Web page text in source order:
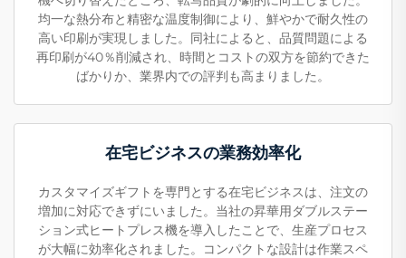
均一な熱分布と精密な温度制御により、鮮やかで耐久性の
高い印刷が実現しました。同社によると、品質問題による
再印刷が40％削減され、時間とコストの双方を節約できた
ばかりか、業界内での評判も高まりました。
在宅ビジネスの業務効率化
カスタマイズギフトを専門とする在宅ビジネスは、注文の
増加に対応できずにいました。当社の昇華用ダブルステー
ション式ヒートプレス機を導入したことで、生産プロセス
が大幅に効率化されました。コンパクトな設計は作業スペ